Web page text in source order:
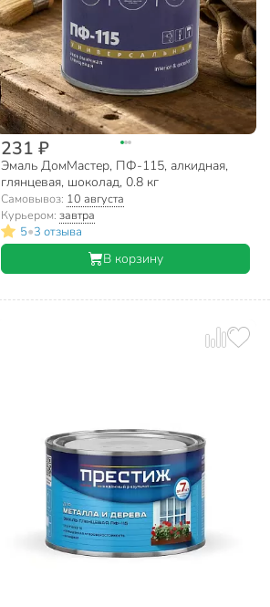
231 ₽
Эмаль ДомМастер, ПФ-115, алкидная,
глянцевая, шоколад, 0.8 кг
Самовывоз: 10 августа
Курьером: завтра
5•3 отзыва
В корзину